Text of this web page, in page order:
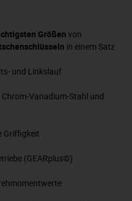
Größen von
in einem Satz
und Linkslauf
Chrom-Vanadium-Stahl und
Griffigkeit
(GEARplus©)